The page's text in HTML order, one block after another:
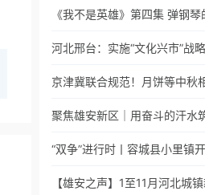
《我不是英雄》第四集 弹钢
河北邢台：实施“文化兴市”战
京津冀联合规范！月饼等中秋
聚焦雄安新区｜用奋斗的汗水
“双争”进行时丨容城县小里镇
【雄安之声】1至11月河北城